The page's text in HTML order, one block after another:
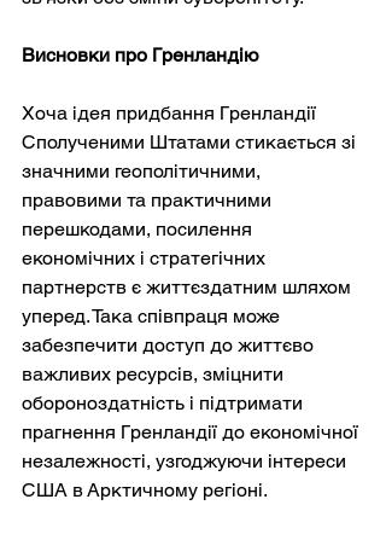
Висновки про Гренландію
Хоча ідея придбання Гренландії
Сполученими Штатами стикається зі
значними геополітичними,
правовими та практичними
перешкодами, посилення
економічних і стратегічних
партнерств є життєздатним шляхом
уперед. Така співпраця може
забезпечити доступ до життєво
важливих ресурсів, зміцнити
обороноздатність і підтримати
прагнення Гренландії до економічної
незалежності, узгоджуючи інтереси
США в Арктичному регіоні.